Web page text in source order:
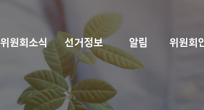
위원회소식 선거정보 알림 위원회